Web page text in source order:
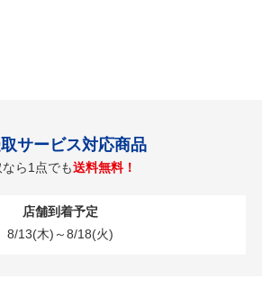
サービス対応商品
ら1点でも送料無料！
店舗到着予定
8/13(木)～8/18(火)